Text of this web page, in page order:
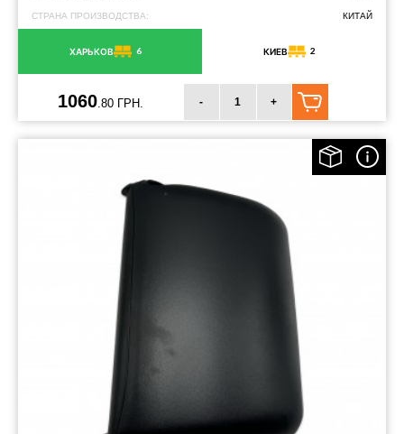
СТРАНА ПРОИЗВОДСТВА: КИТАЙ
ХАРЬКОВ 6 КИЕВ 2
1060 .80 ГРН. - +